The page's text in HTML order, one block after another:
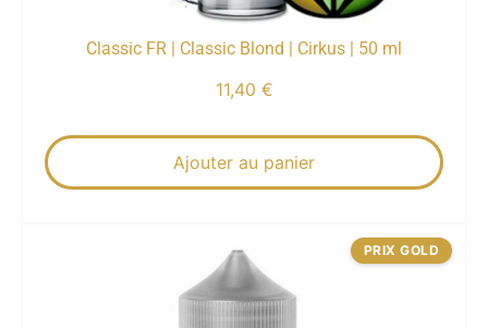
Classic FR | Classic Blond | Cirkus | 50 ml
11,40 €
Ajouter au panier
PRIX GOLD